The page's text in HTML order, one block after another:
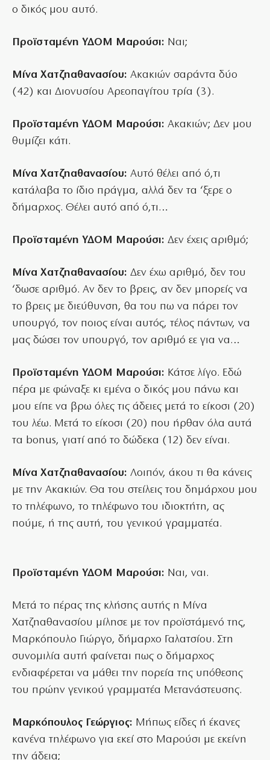
ο δικός μου αυτό.
Προϊσταμένη ΥΔΟΜ Μαρούσι: Ναι;
Μίνα Χατζηαθανασίου: Ακακιών σαράντα δύο
(42) και Διονυσίου Αρεοπαγίτου τρία (3).
Προϊσταμένη ΥΔΟΜ Μαρούσι: Ακακιών; Δεν μου
θυμίζει κάτι.
Μίνα Χατζηαθανασίου: Αυτό θέλει από ό,τι
κατάλαβα το ίδιο πράγμα, αλλά δεν τα ‘ξερε ο
δήμαρχος. Θέλει αυτό από ό,τι…
Προϊσταμένη ΥΔΟΜ Μαρούσι: Δεν έχεις αριθμό;
Μίνα Χατζηαθανασίου: Δεν έχω αριθμό, δεν του
‘δωσε αριθμό. Αν δεν το βρεις, αν δεν μπορείς να
το βρεις με διεύθυνση, θα του πω να πάρει τον
υπουργό, τον ποιος είναι αυτός, τέλος πάντων, να
μας δώσει τον υπουργό, τον αριθμό εε για να…
Προϊσταμένη ΥΔΟΜ Μαρούσι: Κάτσε λίγο. Εδώ
πέρα με φώναξε κι εμένα ο δικός μου πάνω και
μου είπε να βρω όλες τις άδειες μετά το είκοσι (20)
του λέω. Μετά το είκοσι (20) που ήρθαν όλα αυτά
τα bonus, γιατί από το δώδεκα (12) δεν είναι.
Μίνα Χατζηαθανασίου: Λοιπόν, άκου τι θα κάνεις
με την Ακακιών. Θα του στείλεις του δημάρχου μου
το τηλέφωνο, το τηλέφωνο του ιδιοκτήτη, ας
πούμε, ή της αυτή, του γενικού γραμματέα.
Προϊσταμένη ΥΔΟΜ Μαρούσι: Ναι, ναι.
Μετά το πέρας της κλήσης αυτής η Μίνα
Χατζηαθανασίου μίλησε με τον προϊστάμενό της,
Μαρκόπουλο Γιώργο, δήμαρχο Γαλατσίου. Στη
συνομιλία αυτή φαίνεται πως ο δήμαρχος
ενδιαφέρεται να μάθει την πορεία της υπόθεσης
του πρώην γενικού γραμματέα Μετανάστευσης.
Μαρκόπουλος Γεώργιος: Μήπως είδες ή έκανες
κανένα τηλέφωνο για εκεί στο Μαρούσι με εκείνη
την άδεια;